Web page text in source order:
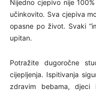
Nijedno cjepivo nije
učinkovito. Sva cjepiva
opasne po život. Svaki
upitan.
Potražite dugoročne
cijepljenja. Ispitivanja
zdravim bebama,